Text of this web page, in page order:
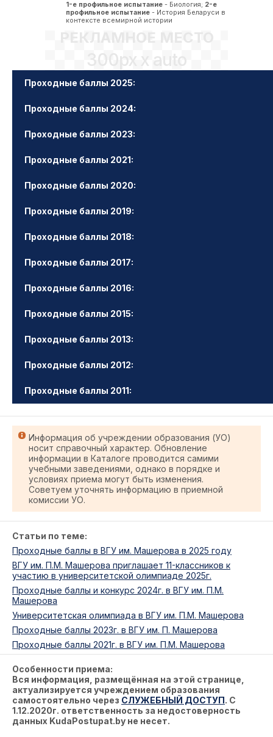
1-е профильное испытание - Биология; 2-е
профильное испытание - История Беларуси в
контексте всемирной истории
РЕКЛАМНОЕ МЕСТО
300px x auto
Проходные баллы 2025:
Проходные баллы 2024:
Проходные баллы 2023:
Проходные баллы 2021:
Проходные баллы 2020:
Проходные баллы 2019:
Проходные баллы 2018:
Проходные баллы 2017:
Проходные баллы 2016:
Проходные баллы 2015:
Проходные баллы 2013:
Проходные баллы 2012:
Проходные баллы 2011:
Информация об учреждении образования (УО)
носит справочный характер. Обновление
информации в Каталоге проводится самими
учебными заведениями, однако в порядке и
условиях приема могут быть изменения.
Советуем уточнять информацию в приемной
комиссии УО.
Статьи по теме:
Проходные баллы в ВГУ им. Машерова в 2025 году
ВГУ им. П.М. Машерова приглашает 11-классников к
участию в университетской олимпиаде 2025г.
Проходные баллы и конкурс 2024г. в ВГУ им. П.М.
Машерова
Университетская олимпиада в ВГУ им. П.М. Машерова
Проходные баллы 2023г. в ВГУ им. П. Машерова
Проходные баллы 2021г. в ВГУ им. П.М. Машерова
Особенности приема:
Вся информация, размещённая на этой странице,
актуализируется учреждением образования
самостоятельно через СЛУЖЕБНЫЙ ДОСТУП. С
1.12.2020г. ответственность за недостоверность
данных KudaPostupat.by не несет.